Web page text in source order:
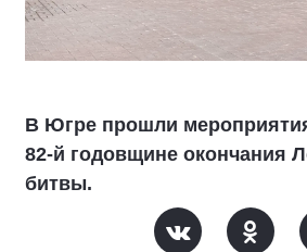
В Югре прошли
82-й годовщине окончания
битвы.